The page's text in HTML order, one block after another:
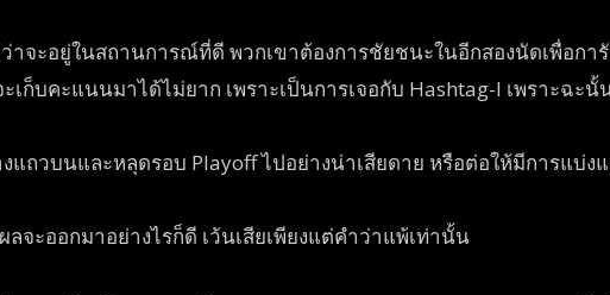
าจะอยู่ในสถานการณ์ที่ดี พวกเขาต้องการชัยชนะในอีกสองนัดเพื่อก
บคะแนนมาได้ไม่ยาก เพราะเป็นการเจอกับ Hashtag-I เพราะฉะนั้
ถวบนและหลุดรอบ Playoff ไปอย่างน่าเสียดาย หรือต่อให้มีการแบ่งแ
ะออกมาอย่างไรก็ดี เว้นเสียเพียงแต่คำว่าแพ้เท่านั้น